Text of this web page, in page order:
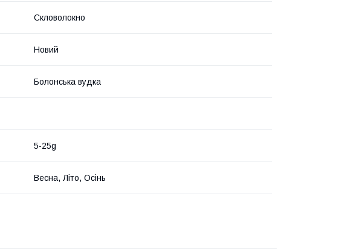
Скловолокно
Новий
Болонська вудка
5-25g
Весна, Літо, Осінь